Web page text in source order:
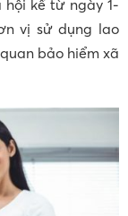
kể từ ngày 1-
vị sử dụng lao
bảo hiểm xã